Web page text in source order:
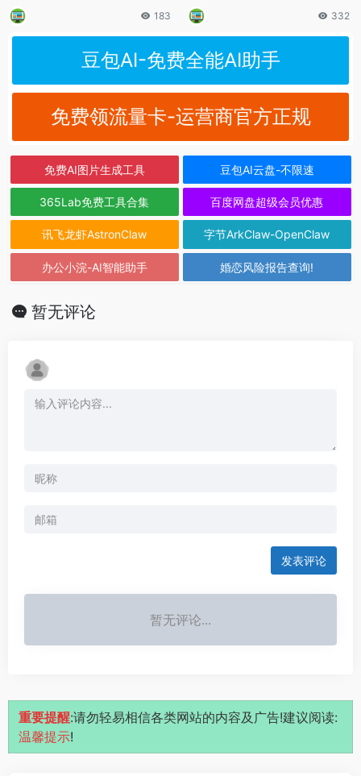
183 332
豆包AI-免费全能AI助手
免费领流量卡-运营商官方正规
免费AI图片生成工具 豆包AI云盘-不限速
365Lab免费工具合集 百度网盘超级会员优惠
讯飞龙虾AstronClaw 字节ArkClaw-OpenClaw
办公小浣-AI智能助手 婚恋风险报告查询!
暂无评论
发表评论
暂无评论...
重要提醒:请勿轻易相信各类网站的内容及广告!建议阅读:
温馨提示!